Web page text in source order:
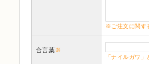
※ご注文に関す
合言葉※
「ナイルガワ